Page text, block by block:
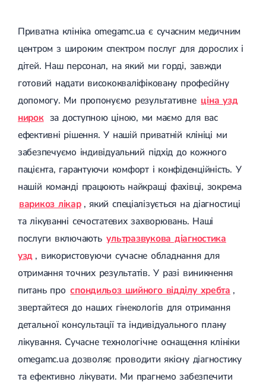
Цукровий діабет 1 типу
Цукровий діабет 2 типу
Школа діабету
Вузловий зоб
Дифузний зоб
Тиреоїдит
Підгострий тиреоїдит
Аутоиммунный тиреоидит
Хронічний тиреоїдит
Гіпертиреоз
Гіпотиреоз
Хвороба Іценко-Кушинга
Гірсутизм
Кіста щитовидної залози
Ожиріння
Наднирковозалозна недостатність (хвороба Аддісона)
Фізіотерапія
Ультразвукова терапія
Ударно-хвильова терапія
Магнітотерапія
Лазерна терапія
Реабілітація
Реабілітація після перелому
Реабілітація після вивиху
Реабілітація після ендопротезування
Реабілітація після артроскопії
Лікувальна фізкультура
Приватна клініка omegamc.ua є сучасним медичним
центром з широким спектром послуг для дорослих і
дітей. Наш персонал, на який ми горді, завжди
готовий надати висококваліфіковану професійну
допомогу. Ми пропонуємо результативне ціна узд
нирок за доступною ціною, ми маємо для вас
ефективні рішення. У нашій приватній клініці ми
забезпечуємо індивідуальний підхід до кожного
пацієнта, гарантуючи комфорт і конфіденційність. У
нашій команді працюють найкращі фахівці, зокрема
варикоз лікар , який спеціалізується на діагностиці
та лікуванні сечостатевих захворювань. Наші
послуги включають ультразвукова діагностика
узд , використовуючи сучасне обладнання для
отримання точних результатів. У разі виникнення
питань про спондильоз шийного відділу хребта ,
звертайтеся до наших гінекологів для отримання
детальної консультації та індивідуального плану
лікування. Сучасне технологічне оснащення клініки
omegamc.ua дозволяє проводити якісну діагностику
та ефективно лікувати. Ми прагнемо забезпечити